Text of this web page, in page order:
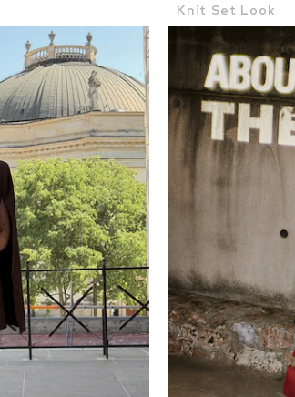
Knit Set Look